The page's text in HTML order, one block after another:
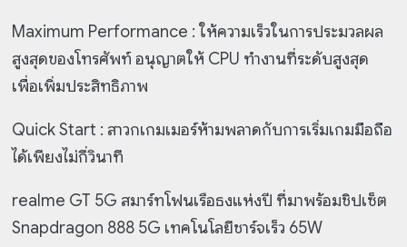
Maximum Performance : ให้ความเร็วในการประมวลผล
สูงสุดของโทรศัพท์ อนุญาตให้ CPU ทำงานที่ระดับสูงสุด
เพื่อเพิ่มประสิทธิภาพ
Quick Start : สาวกเกมเมอร์ห้ามพลาดกับการเริ่มเกมมือถือ
ได้เพียงไม่กี่วินาที
realme GT 5G สมาร์ทโฟนเรือธงแห่งปี ที่มาพร้อมชิปเซ็ต
Snapdragon 888 5G เทคโนโลยีชาร์จเร็ว 65W